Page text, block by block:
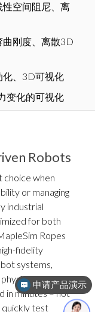
空间阻尼、离
刚度、离散3D
化、3D可视化
变化的可视化
Robots
choice when
or managing
industrial
for both
Ropes
fidelity
systems,
in minutes – not
quickly test
申请产品演示
免费试用